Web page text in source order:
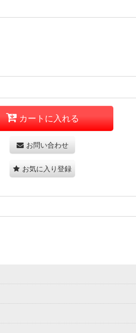
カートに入れる
お問い合わせ
お気に入り登録